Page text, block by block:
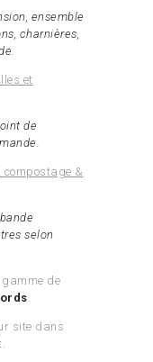
ensemble
charnières,
et
de
compostage &
selon
de
site dans